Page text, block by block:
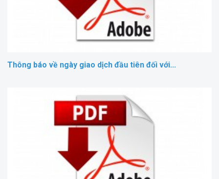
Thông báo về ngày giao dịch đầu tiên đối với...